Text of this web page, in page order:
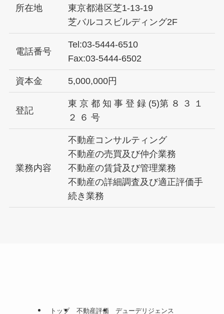
所在地
東京都港区芝1-13-19
芝バルコスビルディング2F
電話番号
Tel:03-5444-6510
Fax:03-5444-6502
資本金 5,000,000円
登記
東 京 都 知 事 登 録 (5)第 ８ ３ １
２ ６ 号
業務内容
不動産コンサルティング
不動産の売買及び仲介業務
不動産の賃貸及び管理業務
不動産の詳細調査及び適正評価手
続き業務
トップ 不動産評価 デューデリジェンス